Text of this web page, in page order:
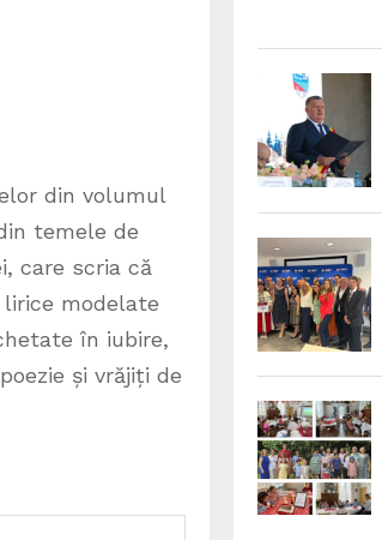
din volumul
temele de
care scria că
modelate
în iubire,
și vrăjiți de